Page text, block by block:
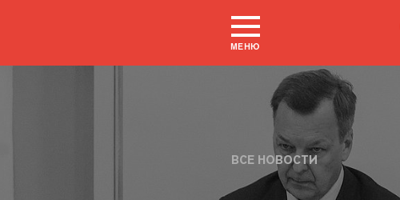
МЕНЮ
ВСЕ НОВОСТИ